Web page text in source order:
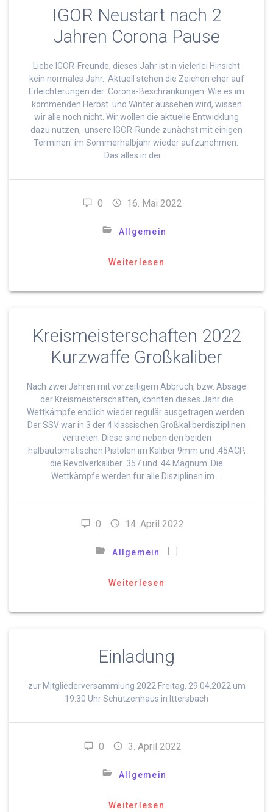
IGOR Neustart nach 2
Jahren Corona Pause
Liebe IGOR-Freunde, dieses Jahr ist in vielerlei Hinsicht
kein normales Jahr. Aktuell stehen die Zeichen eher auf
Erleichterungen der Corona-Beschränkungen. Wie es im
kommenden Herbst und Winter aussehen wird, wissen
wir alle noch nicht. Wir wollen die aktuelle Entwicklung
dazu nutzen, unsere IGOR-Runde zunächst mit einigen
Terminen im Sommerhalbjahr wieder aufzunehmen.
Das alles in der …
0 16. Mai 2022
Allgemein
Weiterlesen
Kreismeisterschaften 2022
Kurzwaffe Großkaliber
Nach zwei Jahren mit vorzeitigem Abbruch, bzw. Absage
der Kreismeisterschaften, konnten dieses Jahr die
Wettkämpfe endlich wieder regulär ausgetragen werden.
Der SSV war in 3 der 4 klassischen Großkaliberdisziplinen
vertreten. Diese sind neben den beiden
halbautomatischen Pistolen im Kaliber 9mm und .45ACP,
die Revolverkaliber .357 und .44 Magnum. Die
Wettkämpfe werden für alle Disziplinen im …
0 14. April 2022
Allgemein […]
Weiterlesen
Einladung
zur Mitgliederversammlung 2022 Freitag, 29.04.2022 um
19:30 Uhr Schützenhaus in Ittersbach
0 3. April 2022
Allgemein
Weiterlesen